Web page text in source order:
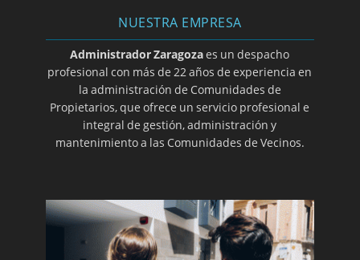
No admisibilidad de citación del demandado
mediante la vía edictal en procedimiento
monitorio
Cese de actividad prohibida en los Estatutos.
Distinción entre subarriendo y hospedaje o
pensión
Nulidad de acuerdo estableciendo una cuota
doble para viviendas con parte alquilada
Incumplimiento de requisitos objetivos para
NUESTRA EMPRESA
Administrador Zaragozaes un despacho
profesional con más de 22 años de experiencia en
la administración de Comunidades de
Propietarios, que ofrece un servicio profesional e
integral de gestión, administración y
mantenimiento a las Comunidades de Vecinos.